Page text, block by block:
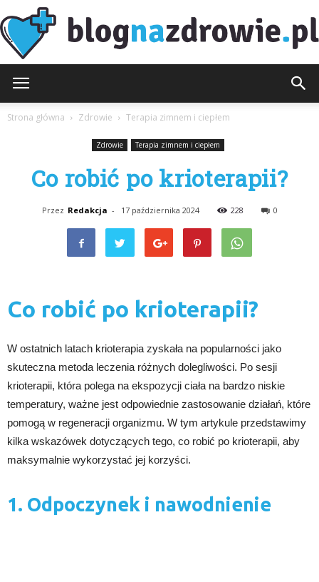
Strona główna Zdrowie Terapia zimnem i ciepłem
Zdrowie Terapia zimnem i ciepłem
Co robić po krioterapii?
Przez Redakcja - 17 października 2024 228 0
Co robić po krioterapii?
W ostatnich latach krioterapia zyskała na popularności jako
skuteczna metoda leczenia różnych dolegliwości. Po sesji
krioterapii, która polega na ekspozycji ciała na bardzo niskie
temperatury, ważne jest odpowiednie zastosowanie działań, które
pomogą w regeneracji organizmu. W tym artykule przedstawimy
kilka wskazówek dotyczących tego, co robić po krioterapii, aby
maksymalnie wykorzystać jej korzyści.
1. Odpoczynek i nawodnienie